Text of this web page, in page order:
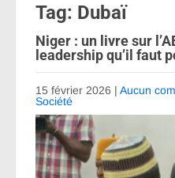
Tag: Dubaï
Niger : un livre sur
leadership qu’il faut
15 février 2026 | Aucun
Société